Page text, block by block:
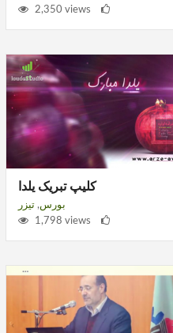
2,350 views
کلیپ تبریک یلدا
بورس,تیزر
1,798 views